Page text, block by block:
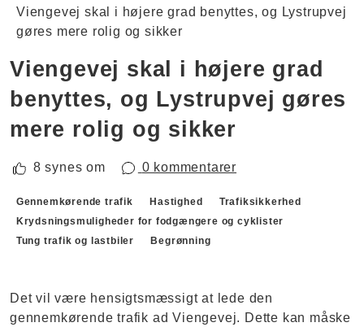
Viengevej skal i højere grad benyttes, og Lystrupvej
gøres mere rolig og sikker
Viengevej skal i højere grad
benyttes, og Lystrupvej gøres
mere rolig og sikker
8 synes om 0 kommentarer
Forslagskategorier
Gennemkørende trafik Hastighed
Trafiksikkerhed
Krydsningsmuligheder for fodgængere og cyklister
Tung trafik og lastbiler
Begrønning
Det vil være hensigtsmæssigt at lede den
gennemkørende trafik ad Viengevej. Dette kan måske